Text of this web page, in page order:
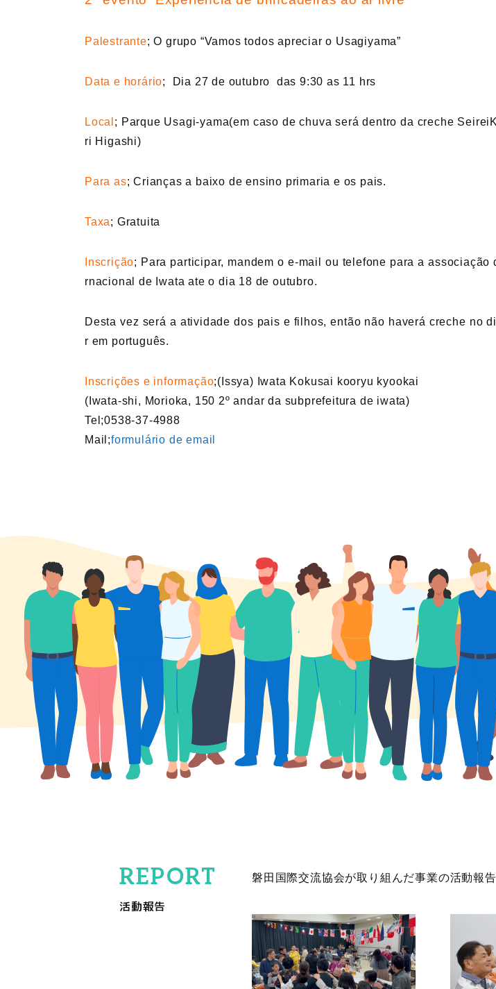
Palestrante; O grupo “Vamos todos apreciar o Usagiyama”
Data e horário; Dia 27 de outubro das 9:30 as 11 hrs
Local ; Parque Usagi-yama(em caso de chuva será dentro da creche
ri Higashi)
Para as; Crianças a baixo de ensino primaria e os pais.
Taxa; Gratuita
Inscrição; Para participar, mandem o e-mail ou telefone para a associação
rnacional de Iwata ate o dia 18 de outubro.
Desta vez será a atividade dos pais e filhos, então não haverá creche no
r em português.
Inscrições e informação;(Issya) Iwata Kokusai kooryu kyookai
(Iwata-shi, Morioka, 150 2º andar da subprefeitura de iwata)
Tel;0538-37-4988
Mail;formulário de email
活動報告
磐田国際交流協会が取り組んだ事業の活動報